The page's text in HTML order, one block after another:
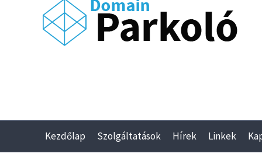
Kezdőlap Szolgáltatások Hírek Linkek